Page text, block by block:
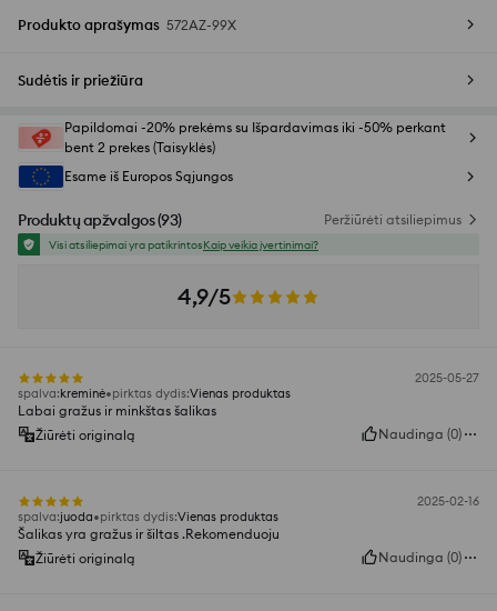
Produkto aprašymas 572AZ-99X
Sudėtis ir priežiūra
Papildomai -20% prekėms su Išpardavimas iki -50% perkant
bent 2 prekes (Taisyklės)
Esame iš Europos Sąjungos
Produktų apžvalgos(93) Peržiūrėti atsiliepimus
Visi atsiliepimai yra patikrintosKaip veikia įvertinimai?
4,9/5
2025-05-27
spalva:kreminė pirktas dydis:Vienas produktas
Labai gražus ir minkštas šalikas
Žiūrėti originalą
Naudinga (0)
2025-02-16
spalva:juoda pirktas dydis:Vienas produktas
Šalikas yra gražus ir šiltas .Rekomenduoju
Žiūrėti originalą
Naudinga (0)